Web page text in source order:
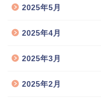
2025年5月
2025年4月
2025年3月
2025年2月